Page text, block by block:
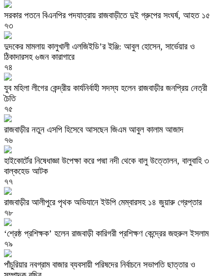
সরকার পতনে বিএনপির পদযাত্রায় রাজবাড়ীতে দুই গ্রুপের সংঘর্ষ, আহত ১৫
৭৩
দুদকের মামলায় কালুখালী এলজিইডি’র ইঞ্জি: আবুল হোসেন, সার্ভেয়ার ও
ঠিকাদারসহ ৬জন কারাগারে
৭৪
যুব মহিলা লীগের কেন্দ্রীয় কার্যনির্বাহী সদস্য হলেন রাজবাড়ীর জনপ্রিয় নেত্রী
চৈতি
৭৫
রাজবাড়ীর নতুন এসপি হিসেবে আসছেন জিএম আবুল কালাম আজাদ
৭৬
হাইকোর্টের নিষেধাজ্ঞা উপেক্ষা করে পদ্মা নদী থেকে বালু উত্তোলন, বালুবাহি ৩
বাল্কহেড আটক
৭৭
রাজবাড়ীর আলীপুরে পৃথক অভিযানে ইউপি মেম্বারসহ ১৪ জুয়ারু গ্রেপ্তার
৭৮
‘শ্রেষ্ঠ প্রশিক্ষক’ হলেন রাজবাড়ী কারিগরী প্রশিক্ষণ কেন্দ্রের জহুরুল ইসলাম
৭৯
পাঁচুরিয়ার নবগ্রাম বাজার ব্যবসায়ী পরিষদের নির্বাচনে সভাপতি ছাত্তার ও